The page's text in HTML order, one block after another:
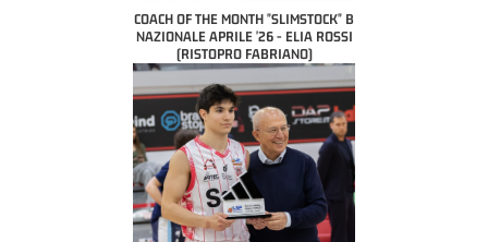
COACH OF THE MONTH "SLIMSTOCK" B
NAZIONALE APRILE '26 - ELIA ROSSI
(RISTOPRO FABRIANO)